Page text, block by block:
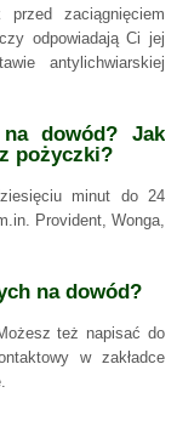
zaciągnięciem
odpowiadają Ci jej
antylichwiarskiej
dowód? Jak
pożyczki?
minut do 24
Provident, Wonga,
na dowód?
też napisać do
w zakładce